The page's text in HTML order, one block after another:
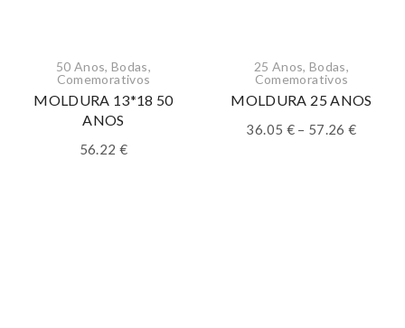
50 Anos,Bodas,
Comemorativos
MOLDURA 13*18 50
ANOS
56.22 €
25 Anos,Bodas,
Comemorativos
MOLDURA 25 ANOS
36.05 € – 57.26€Price